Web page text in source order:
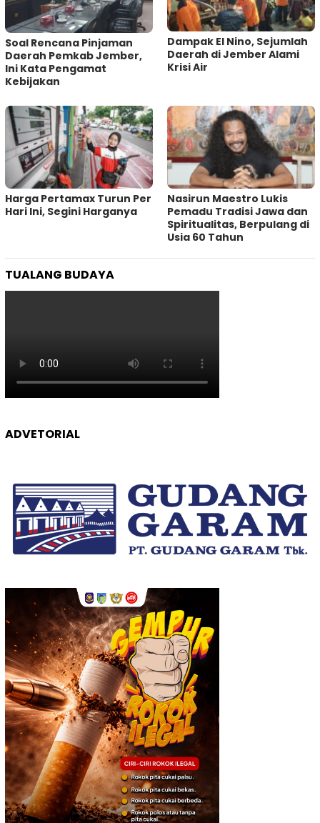
‎Soal Rencana Pinjaman
Daerah Pemkab Jember,
Ini Kata Pengamat
Kebijakan ‎
Dampak El Nino, Sejumlah
Daerah di Jember Alami
Krisi Air
Harga Pertamax Turun Per
Hari Ini, Segini Harganya
‎Nasirun Maestro Lukis
Pemadu Tradisi Jawa dan
Spiritualitas, Berpulang di
Usia 60 Tahun
TUALANG BUDAYA
ADVETORIAL